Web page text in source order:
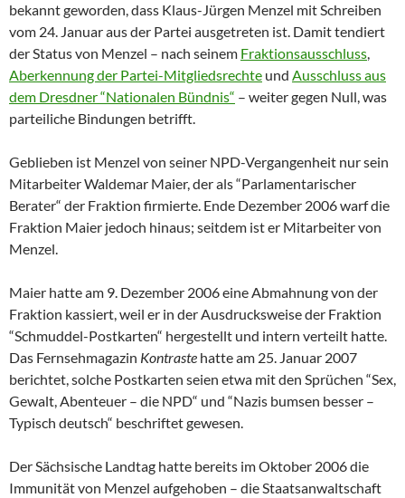
bekannt geworden, dass Klaus-Jürgen Menzel mit Schreiben
vom 24. Januar aus der Partei ausgetreten ist. Damit tendiert
der Status von Menzel – nach seinem Fraktionsausschluss,
Aberkennung der Partei-Mitgliedsrechte und Ausschluss aus
dem Dresdner “Nationalen Bündnis“ – weiter gegen Null, was
parteiliche Bindungen betrifft.
Geblieben ist Menzel von seiner NPD-Vergangenheit nur sein
Mitarbeiter Waldemar Maier, der als “Parlamentarischer
Berater“ der Fraktion firmierte. Ende Dezember 2006 warf die
Fraktion Maier jedoch hinaus; seitdem ist er Mitarbeiter von
Menzel.
Maier hatte am 9. Dezember 2006 eine Abmahnung von der
Fraktion kassiert, weil er in der Ausdrucksweise der Fraktion
“Schmuddel-Postkarten“ hergestellt und intern verteilt hatte.
Das Fernsehmagazin Kontraste hatte am 25. Januar 2007
berichtet, solche Postkarten seien etwa mit den Sprüchen “Sex,
Gewalt, Abenteuer – die NPD“ und “Nazis bumsen besser –
Typisch deutsch“ beschriftet gewesen.
Der Sächsische Landtag hatte bereits im Oktober 2006 die
Immunität von Menzel aufgehoben – die Staatsanwaltschaft